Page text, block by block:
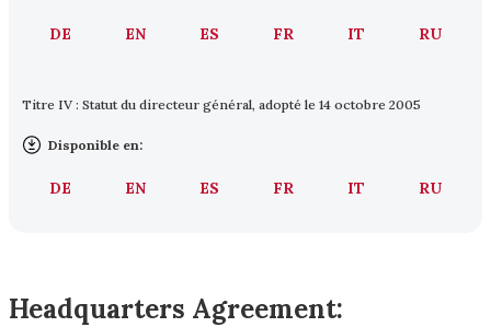
DE EN ES FR IT RU
Titre IV : Statut du directeur général, adopté le 14 octobre 2005
Disponible en:
DE EN ES FR IT RU
Headquarters Agreement: